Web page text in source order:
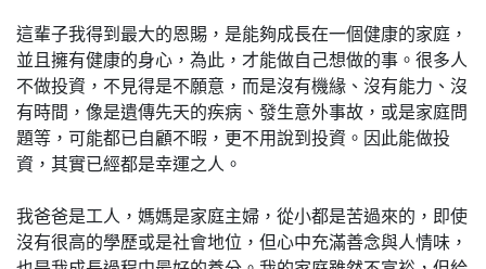
這輩子我得到最大的恩賜，是能夠成長在一個健康的家庭，
並且擁有健康的身心，為此，才能做自己想做的事。很多人
不做投資，不見得是不願意，而是沒有機緣、沒有能力、沒
有時間，像是遺傳先天的疾病、發生意外事故，或是家庭問
題等，可能都已自顧不暇，更不用說到投資。因此能做投
資，其實已經都是幸運之人。
我爸爸是工人，媽媽是家庭主婦，從小都是苦過來的，即使
沒有很高的學歷或是社會地位，但心中充滿善念與人情味，